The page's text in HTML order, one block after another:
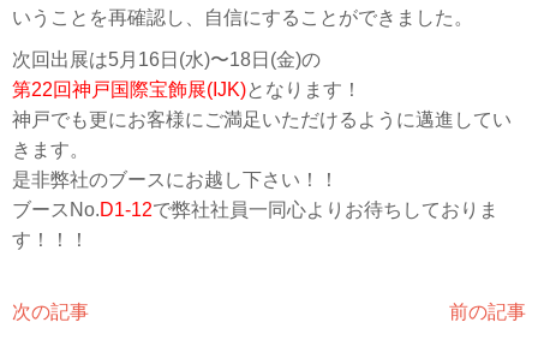
いうことを再確認し、自信にすることができました。
次回出展は5月16日(水)〜18日(金)の
第22回神戸国際宝飾展(IJK)となります！
神戸でも更にお客様にご満足いただけるように邁進してい
きます。
是非弊社のブースにお越し下さい！！
ブースNo.D1-12で弊社社員一同心よりお待ちしておりま
す！！！
次の記事 前の記事